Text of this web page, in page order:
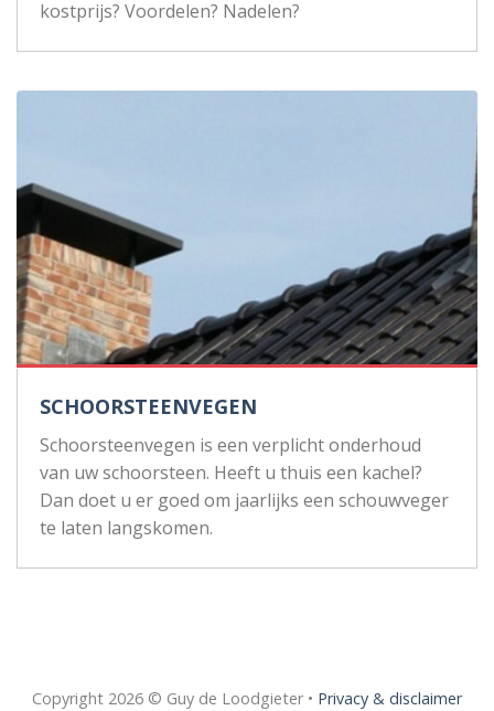
kostprijs? Voordelen? Nadelen?
SCHOORSTEENVEGEN
Schoorsteenvegen is een verplicht onderhoud
van uw schoorsteen. Heeft u thuis een kachel?
Dan doet u er goed om jaarlijks een schouwveger
te laten langskomen.
Copyright 2026 © Guy de Loodgieter • Privacy & disclaimer